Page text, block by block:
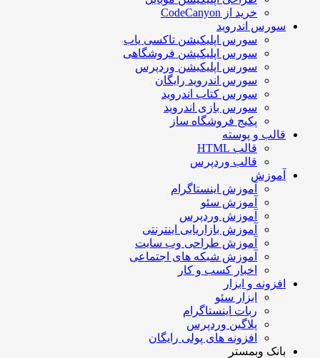
خرید از CodeCanyon
اندروید
سورس اپلیکیشن تاکسی یاب
سورس اپلیکیشن فروشگاهی
سورس اپلیکیشن وردپرس
سورس اندروید رایگان
سورس کتاب اندروید
سورس بازی اندروید
پکیج فروشگاه ساز
و پوسته
قالب HTML
قالب وردپرس
آموزش اینستاگرام
آموزش سئو
آموزش وردپرس
آموزش بازاریابی اینترنتی
آموزش طراحی وب سایت
آموزش شبکه های اجتماعی
اخبار کسب و کار
و ابزار
ابزار سئو
ربات اینستاگرام
پلاگین وردپرس
افزونه های پولی رایگان
وبمستر